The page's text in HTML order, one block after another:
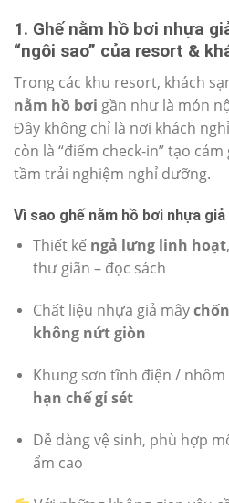
1. Ghế nằm hồ bơi nhựa
“ngôi sao” của resort &
Trong các khu resort, khách
nằm hồ bơi gần như là món
Đây không chỉ là nơi khách
còn là “điểm check-in” tạo
tầm trải nghiệm nghỉ dưỡng.
Vì sao ghế nằm hồ bơi nhựa
Thiết kế ngả lưng linh hoạt
thư giãn – đọc sách
Chất liệu nhựa giả mây
không nứt giòn
Khung sơn tĩnh điện /
hạn chế gỉ sét
Dễ dàng vệ sinh, phù hợp
ẩm cao